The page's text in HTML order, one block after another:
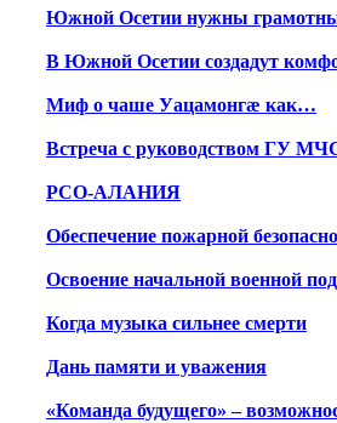
Южной Осетии нужны
В Южной Осетии создадут
Миф о чаше Уацамонгæ как…
Встреча с руководством ГУ
РСО-АЛАНИЯ
Обеспечение пожарной
Освоение начальной военной
Когда музыка сильнее смерти
Дань памяти и уважения
«Команда будущего» –